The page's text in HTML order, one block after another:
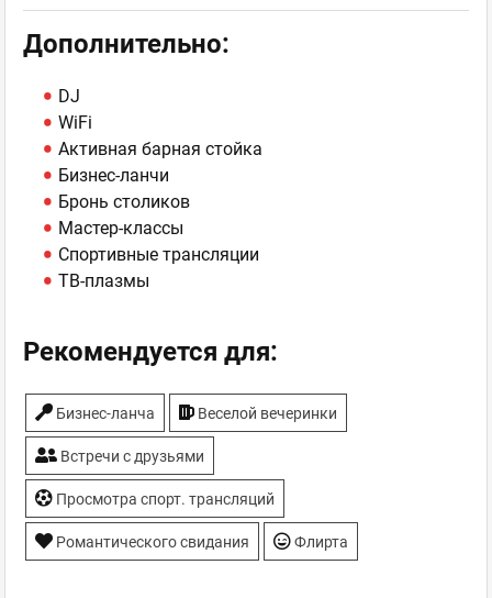
Дополнительно:
DJ
WiFi
Активная барная стойка
Бизнес-ланчи
Бронь столиков
Мастер-классы
Спортивные трансляции
ТВ-плазмы
Рекомендуется для:
Бизнес-ланча Веселой вечеринки
Встречи с друзьями
Просмотра спорт. трансляций
Романтического свидания Флирта